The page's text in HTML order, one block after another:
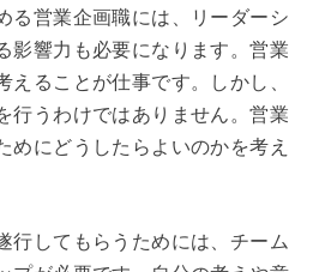
る営業企画職には、リーダーシ
影響力も必要になります。営業
えることが仕事です。しかし、
行うわけではありません。営業
めにどうしたらよいのかを考え
行してもらうためには、チーム